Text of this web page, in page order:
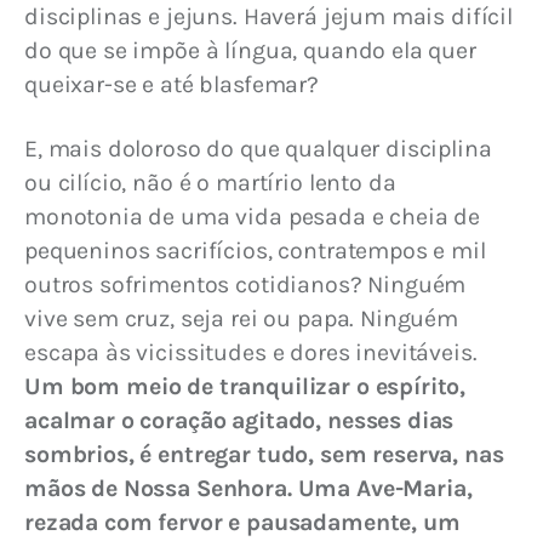
disciplinas e jejuns. Haverá jejum mais difícil
do que se impõe à língua, quando ela quer
queixar-se e até blasfemar?
E, mais doloroso do que qualquer disciplina
ou cilício, não é o martírio lento da
monotonia de uma vida pesada e cheia de
pequeninos sacrifícios, contratempos e mil
outros sofrimentos cotidianos? Ninguém
vive sem cruz, seja rei ou papa. Ninguém
escapa às vicissitudes e dores inevitáveis.
Um bom meio de tranquilizar o espírito,
acalmar o coração agitado, nesses dias
sombrios, é entregar tudo, sem reserva, nas
mãos de Nossa Senhora. Uma Ave-Maria,
rezada com fervor e pausadamente, um